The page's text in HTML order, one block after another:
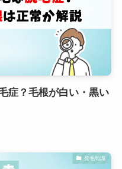
症？毛根が白い・黒い
発毛知識